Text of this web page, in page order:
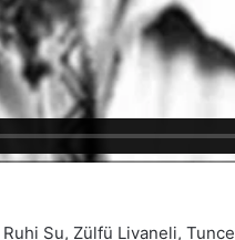
Ruhi Su, Zülfü Livaneli,